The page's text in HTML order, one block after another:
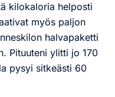
kilokaloria helposti
myös paljon
halvapaketti
Pituuteni ylitti jo 170
pysyi sitkeästi 60